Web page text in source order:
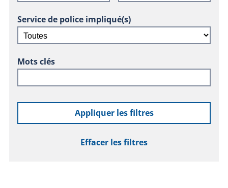
Service de police impliqué(s)
Mots clés
Appliquer les filtres
Effacer les filtres